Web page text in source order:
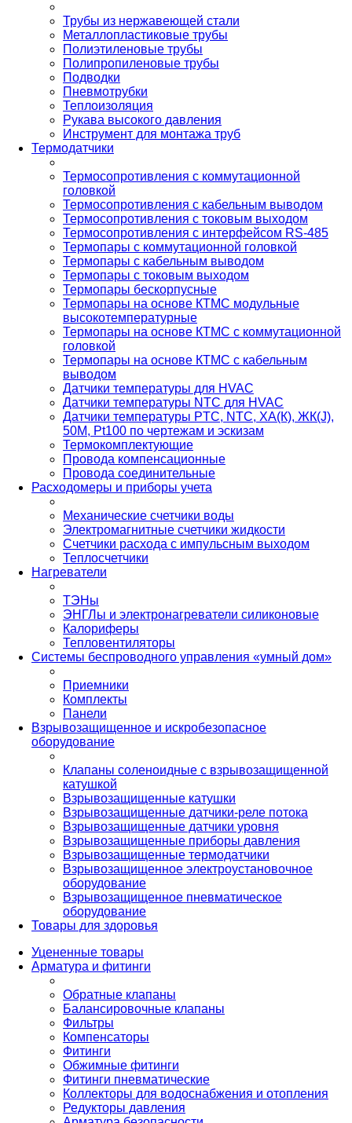
Трубы из нержавеющей стали
Металлопластиковые трубы
Полиэтиленовые трубы
Полипропиленовые трубы
Подводки
Пневмотрубки
Теплоизоляция
Рукава высокого давления
Инструмент для монтажа труб
Термодатчики
Термосопротивления с коммутационной
головкой
Термосопротивления с кабельным выводом
Термосопротивления с токовым выходом
Термосопротивления с интерфейсом RS-485
Термопары с коммутационной головкой
Термопары с кабельным выводом
Термопары с токовым выходом
Термопары бескорпусные
Термопары на основе КТМС модульные
высокотемпературные
Термопары на основе КТМС с коммутационной
головкой
Термопары на основе КТМС с кабельным
выводом
Датчики температуры для HVAC
Датчики температуры NTC для HVAC
Датчики температуры PTС, NTC, ХА(К), ЖК(J),
50М, Pt100 по чертежам и эскизам
Термокомплектующие
Провода компенсационные
Провода соединительные
Расходомеры и приборы учета
Механические счетчики воды
Электромагнитные счетчики жидкости
Счетчики расхода с импульсным выходом
Теплосчетчики
Нагреватели
ТЭНы
ЭНГЛы и электронагреватели силиконовые
Калориферы
Тепловентиляторы
Системы беспроводного управления «умный дом»
Приемники
Комплекты
Панели
Взрывозащищенное и искробезопасное
оборудование
Клапаны соленоидные с взрывозащищенной
катушкой
Взрывозащищенные катушки
Взрывозащищенные датчики-реле потока
Взрывозащищенные датчики уровня
Взрывозащищенные приборы давления
Взрывозащищенные термодатчики
Взрывозащищенное электроустановочное
оборудование
Взрывозащищенное пневматическое
оборудование
Товары для здоровья
Уцененные товары
Арматура и фитинги
Обратные клапаны
Балансировочные клапаны
Фильтры
Компенсаторы
Фитинги
Обжимные фитинги
Фитинги пневматические
Коллекторы для водоснабжения и отопления
Редукторы давления